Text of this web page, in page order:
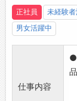
正社員 未経験
男女活躍中
仕事内容
●